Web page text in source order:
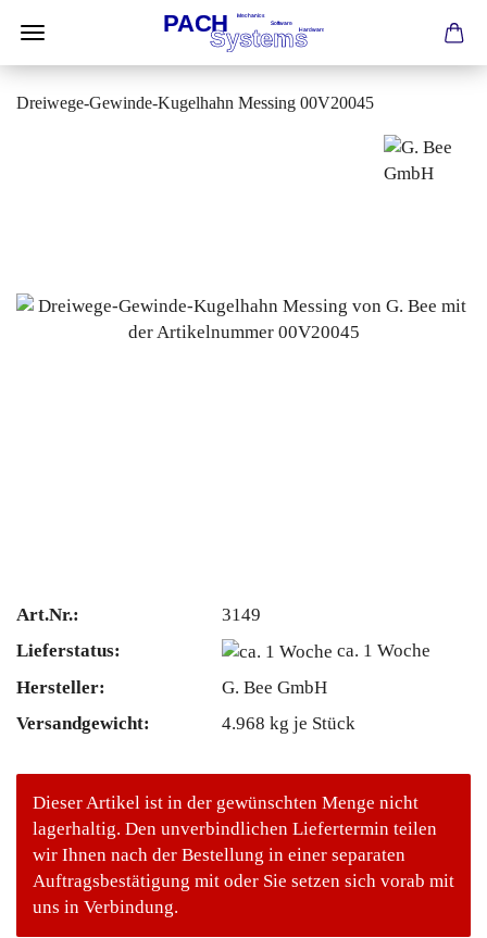
Dreiwege-Gewinde-Kugelhahn Messing 00V20045
Art.Nr.:
3149
Lieferstatus:
ca. 1 Woche
Hersteller:
G. Bee GmbH
Versandgewicht:
4.968 kg je Stück
Dieser Artikel ist in der gewünschten Menge nicht
lagerhaltig. Den unverbindlichen Liefertermin teilen
wir Ihnen nach der Bestellung in einer separaten
Auftragsbestätigung mit oder Sie setzen sich vorab mit
uns in Verbindung.